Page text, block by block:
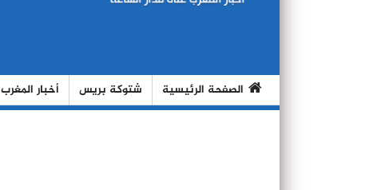
الصفحة الرئيسية شتوكة بريس أخبار المغرب